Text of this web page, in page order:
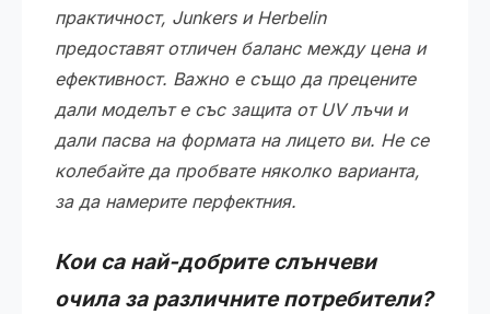
практичност, Junkers и Herbelin
предоставят отличен баланс между цена и
ефективност. Важно е също да прецените
дали моделът е със защита от UV лъчи и
дали пасва на формата на лицето ви. Не се
колебайте да пробвате няколко варианта,
за да намерите перфектния.
Кои са най-добрите слънчеви
очила за различните потребители?